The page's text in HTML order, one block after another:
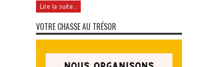
Lire la suite...
VOTRE CHASSE AU TRÉSOR